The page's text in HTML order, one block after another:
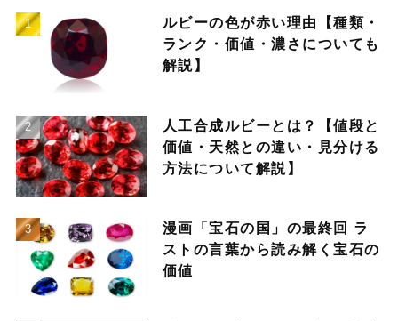
ルビーの色が赤い理由【種類・
ランク・価値・濃さについても
解説】
人工合成ルビーとは？【値段と
価値・天然との違い・見分ける
方法について解説】
漫画「宝石の国」の最終回 ラ
ストの言葉から読み解く宝石の
価値